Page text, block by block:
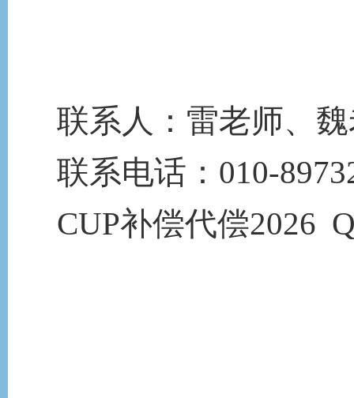
联系人：雷老师、
联系电话： 010-
CUP补偿代偿2026